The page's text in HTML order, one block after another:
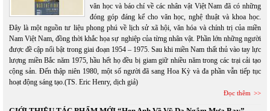
văn học và báo chí về các nhân vật Việt Nam đã có những
đóng góp đáng kể cho văn học, nghệ thuật và khoa học.
Đây là một nguồn tư liệu phong phú về lịch sử xã hội, văn hóa và chính trị của miền
Nam Việt Nam, đồng thời khắc họa sự nghiệp của từng nhân vật. Phần lớn những người
được đề cập nổi bật trong giai đoạn 1954 – 1975. Sau khi miền Nam thất thủ vào tay lực
lượng miền Bắc năm 1975, hầu hết họ đều bị giam giữ nhiều năm trong các trại cải tạo
cộng sản. Đến thập niên 1980, một số người đã sang Hoa Kỳ và đa phần vẫn tiếp tục
hoạt động sáng tạo.(TS. Eric Henry, dịch giả)
Đọc thêm